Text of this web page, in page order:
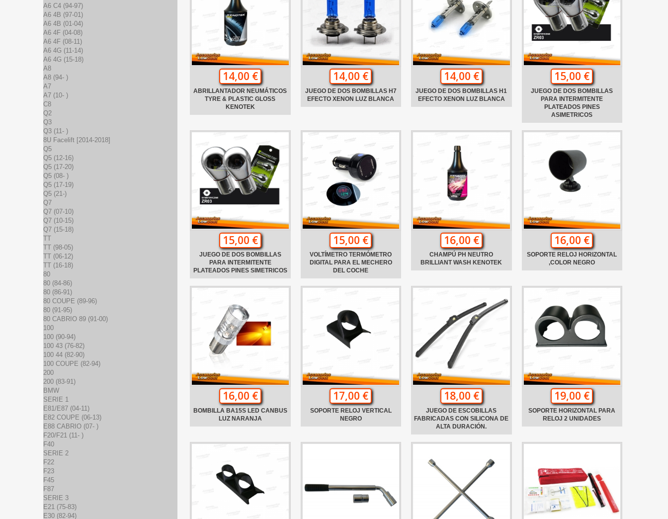
A6 C4 (94-97)
A6 4B (97-01)
A6 4B (01-04)
A6 4F (04-08)
A6 4F (08-11)
A6 4G (11-14)
A6 4G (15-18)
A8
A8 (94- )
A7
A7 (10- )
C8
Q2
Q3
Q3 (11- )
8U Facelift [2014-2018]
Q5
Q5 (12-16)
Q5 (17-20)
Q5 (08- )
Q5 (17-19)
Q5 (21-)
Q7
Q7 (07-10)
Q7 (10-15)
Q7 (15-18)
TT
TT (98-05)
TT (06-12)
TT (16-18)
80
80 (84-86)
80 (86-91)
80 COUPE (89-96)
80 (91-95)
80 CABRIO 89 (91-00)
100
100 (90-94)
100 43 (76-82)
100 44 (82-90)
100 COUPE (82-94)
200
200 (83-91)
BMW
SERIE 1
E81/E87 (04-11)
E82 COUPE (06-13)
E88 CABRIO (07- )
F20/F21 (11- )
F40
SERIE 2
F22
F23
F45
F87
SERIE 3
E21 (75-83)
E30 (82-94)
14,00 €
ABRILLANTADOR NEUMÁTICOS
TYRE & PLASTIC GLOSS
KENOTEK
14,00 €
JUEGO DE DOS BOMBILLAS H7
EFECTO XENON LUZ BLANCA
14,00 €
JUEGO DE DOS BOMBILLAS H1
EFECTO XENON LUZ BLANCA
15,00 €
JUEGO DE DOS BOMBILLAS
PARA INTERMITENTE
PLATEADOS PINES
ASIMETRICOS
15,00 €
JUEGO DE DOS BOMBILLAS
PARA INTERMITENTE
PLATEADOS PINES SIMETRICOS
15,00 €
VOLTÍMETRO TERMÓMETRO
DIGITAL PARA EL MECHERO
DEL COCHE
16,00 €
CHAMPÚ PH NEUTRO
BRILLIANT WASH KENOTEK
16,00 €
SOPORTE RELOJ HORIZONTAL
,COLOR NEGRO
16,00 €
BOMBILLA BA15S LED CANBUS
LUZ NARANJA
17,00 €
SOPORTE RELOJ VERTICAL
NEGRO
18,00 €
JUEGO DE ESCOBILLAS
FABRICADAS CON SILICONA DE
ALTA DURACIÓN.
19,00 €
SOPORTE HORIZONTAL PARA
RELOJ 2 UNIDADES